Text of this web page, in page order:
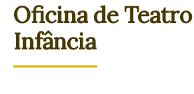
Oficina de
Infância